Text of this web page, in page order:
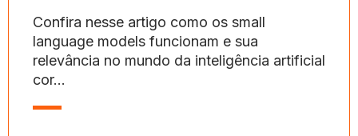
Confira nesse artigo como os small
language models funcionam e sua
relevância no mundo da inteligência artificial
cor...